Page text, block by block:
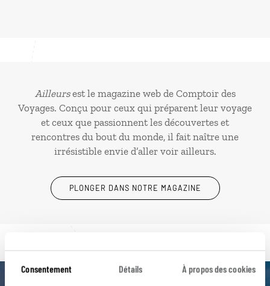
Consentement Détails À propos des cookies
Ailleursest le magazine web de Comptoir des
Voyages. Conçu pour ceux qui préparent leur voyage
et ceux que passionnent les découvertes et
rencontres du bout du monde, il fait naître une
irrésistible envie d’aller voir ailleurs.
PLONGER DANS NOTRE MAGAZINE